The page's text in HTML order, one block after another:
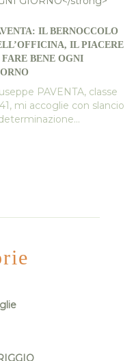
IL BERNOCCOLO
IL PIACERE
BENE OGNI
PAVENTA, classe
mi accoglie con slancio